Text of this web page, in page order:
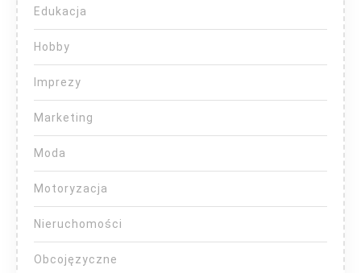
Edukacja
Hobby
Imprezy
Marketing
Moda
Motoryzacja
Nieruchomości
Obcojęzyczne